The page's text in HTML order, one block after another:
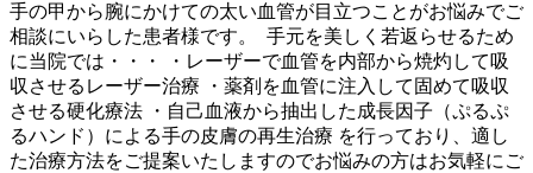
手の甲から腕にかけての太い血管が目立つことがお悩みでご
相談にいらした患者様です。 ⁡ 手元を美しく若返らせるため
に当院では・・・ ・レーザーで血管を内部から焼灼して吸
収させるレーザー治療 ・薬剤を血管に注入して固めて吸収
させる硬化療法 ・自己血液から抽出した成長因子（ぷるぷ
るハンド）による手の皮膚の再生治療 を行っており、適し
た治療方法をご提案いたしますのでお悩みの方はお気軽にご